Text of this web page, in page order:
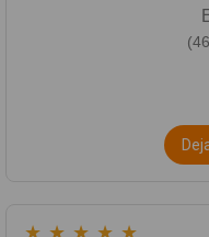
★ ★ ★ ★ ★